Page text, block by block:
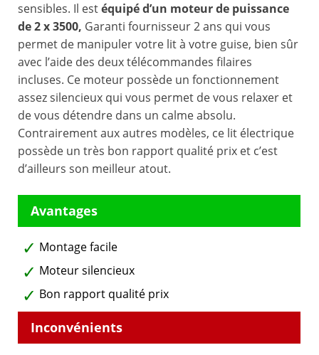
sensibles. Il estéquipé d’un moteur de puissance
de 2 x 3500, Garanti fournisseur 2 ans qui vous
permet de manipuler votre lit à votre guise, bien sûr
avec l’aide des deux télécommandes filaires
incluses. Ce moteur possède un fonctionnement
assez silencieux qui vous permet de vous relaxer et
de vous détendre dans un calme absolu.
Contrairement aux autres modèles, ce lit électrique
possède un très bon rapport qualité prix et c’est
d’ailleurs son meilleur atout.
Montage facile
Moteur silencieux
Bon rapport qualité prix